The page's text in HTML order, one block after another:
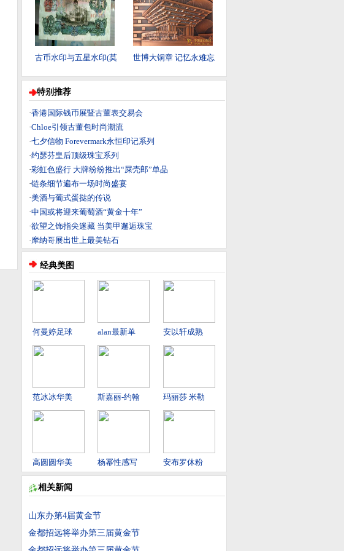
古币水印与五星水印(莫 世博大铜章 记忆永难忘
特别推荐
·香港国际钱币展暨古董表交易会
·Chloe引领古董包时尚潮流
·七夕信物 Forevermark永恒印记系列
·约瑟芬皇后顶级珠宝系列
·彩虹色盛行 大牌纷纷推出“屎壳郎”单品
·链条细节遍布一场时尚盛宴
·美酒与葡式蛋挞的传说
·中国或将迎来葡萄酒“黄金十年”
·欲望之饰指尖迷藏 当美甲邂逅珠宝
·摩纳哥展出世上最美钻石
经典美图
何曼婷足球 alan最新单 安以轩成熟
范冰冰华美 斯嘉丽-约翰 玛丽莎 米勒
高圆圆华美 杨幂性感写 安布罗休粉
相关新闻
山东办第4届黄金节
金都招远将举办第三届黄金节